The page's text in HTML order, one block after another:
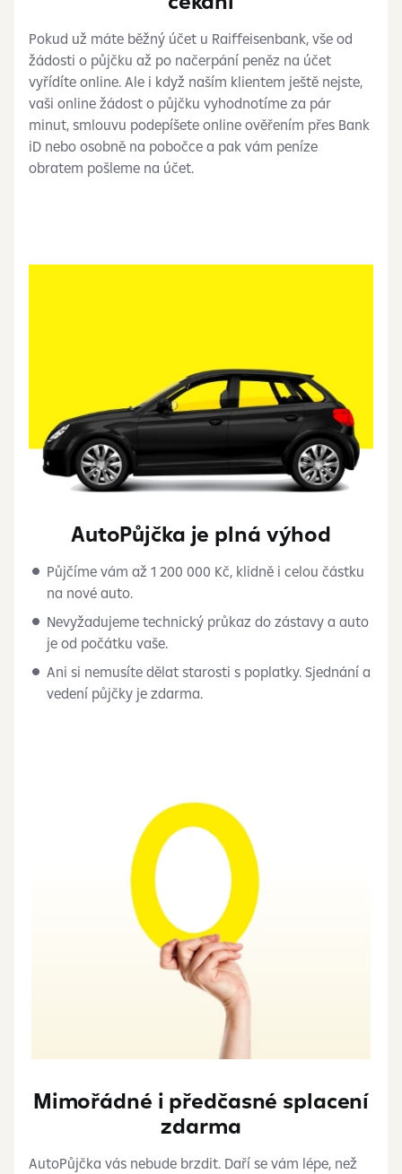
Pokud už máte běžný účet u Raiffeisenbank, vše od
žádosti o půjčku až po načerpání peněz na účet
vyřídíte online. Ale i když naším klientem ještě nejste,
vaši online žádost o půjčku vyhodnotíme za pár
minut, smlouvu podepíšete online ověřením přes Bank
iD nebo osobně na pobočce a pak vám peníze
obratem pošleme na účet.
AutoPůjčka je plná výhod
Půjčíme vám až 1 200 000 Kč, klidně i celou částku
na nové auto.
Nevyžadujeme technický průkaz do zástavy a auto
je od počátku vaše.
Ani si nemusíte dělat starosti s poplatky. Sjednání a
vedení půjčky je zdarma.
Mimořádné i předčasné splacení
zdarma
AutoPůjčka vás nebude brzdit. Daří se vám lépe, než